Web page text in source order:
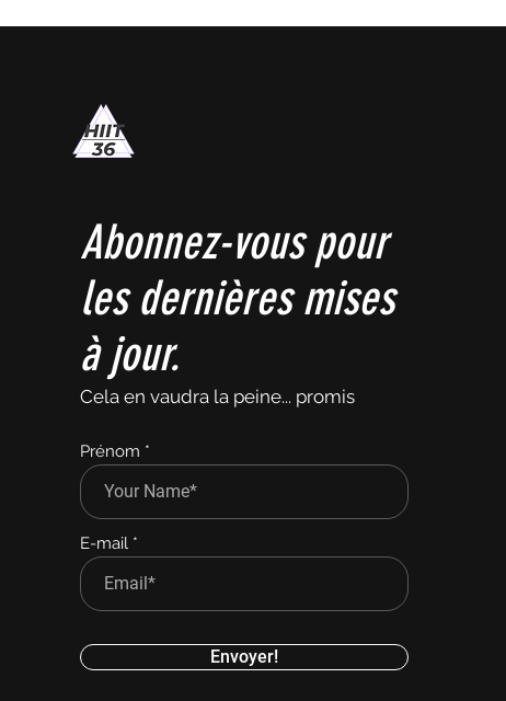
Abonnez-vous pour
les dernières mises
à jour.
Cela en vaudra la peine... promis
Prénom
E-mail
Envoyer!